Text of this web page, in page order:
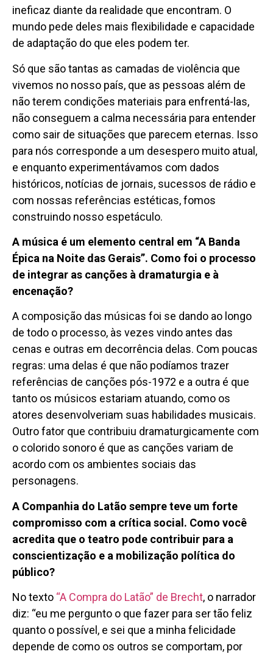
ineficaz diante da realidade que encontram. O
mundo pede deles mais flexibilidade e capacidade
de adaptação do que eles podem ter.
Só que são tantas as camadas de violência que
vivemos no nosso país, que as pessoas além de
não terem condições materiais para enfrentá-las,
não conseguem a calma necessária para entender
como sair de situações que parecem eternas. Isso
para nós corresponde a um desespero muito atual,
e enquanto experimentávamos com dados
históricos, notícias de jornais, sucessos de rádio e
com nossas referências estéticas, fomos
construindo nosso espetáculo.
A música é um elemento central em “A Banda
Épica na Noite das Gerais”. Como foi o processo
de integrar as canções à dramaturgia e à
encenação?
A composição das músicas foi se dando ao longo
de todo o processo, às vezes vindo antes das
cenas e outras em decorrência delas. Com poucas
regras: uma delas é que não podíamos trazer
referências de canções pós-1972 e a outra é que
tanto os músicos estariam atuando, como os
atores desenvolveriam suas habilidades musicais.
Outro fator que contribuiu dramaturgicamente com
o colorido sonoro é que as canções variam de
acordo com os ambientes sociais das
personagens.
A Companhia do Latão sempre teve um forte
compromisso com a crítica social. Como você
acredita que o teatro pode contribuir para a
conscientização e a mobilização política do
público?
No texto “A Compra do Latão” de Brecht, o narrador
diz: “eu me pergunto o que fazer para ser tão feliz
quanto o possível, e sei que a minha felicidade
depende de como os outros se comportam, por